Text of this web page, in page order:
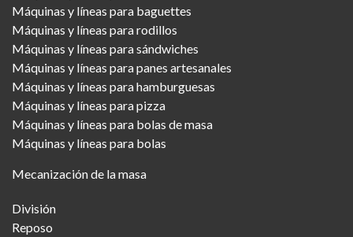
Máquinas y líneas para baguettes
Máquinas y líneas para rodillos
Máquinas y líneas para sándwiches
Máquinas y líneas para panes artesanales
Máquinas y líneas para hamburguesas
Máquinas y líneas para pizza
Máquinas y líneas para bolas de masa
Máquinas y líneas para bolas
Mecanización de la masa
División
Reposo